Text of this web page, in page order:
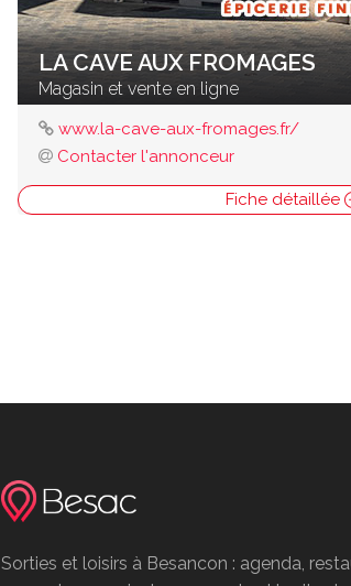
LA CAVE AUX FROMAGES
Magasin et vente en ligne
www.la-cave-aux-fromages.fr/
Contacter l'annonceur
Fiche détaillée
Sorties et loisirs à Besancon : agenda,